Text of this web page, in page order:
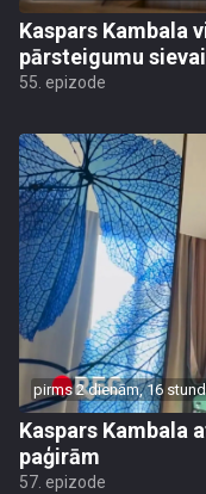
Kaspars Kambala
pārsteigumu sievai
55. epizode
pirms 2 dienām, 16
Kaspars Kambala
paģirām
57. epizode